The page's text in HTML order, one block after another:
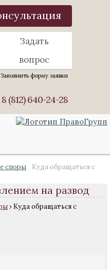
Задать
вопрос
Заполнить форму заявки
8 (812) 640-24-28
споры
Куда обращаться с
на развод
› Куда обращаться с